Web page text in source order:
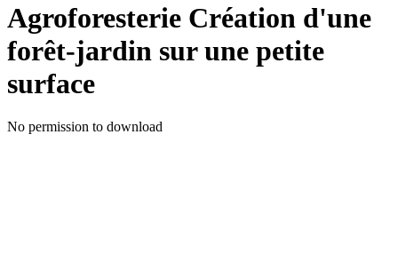
Agroforesterie Création d'une
forêt-jardin sur une petite
surface
No permission to download